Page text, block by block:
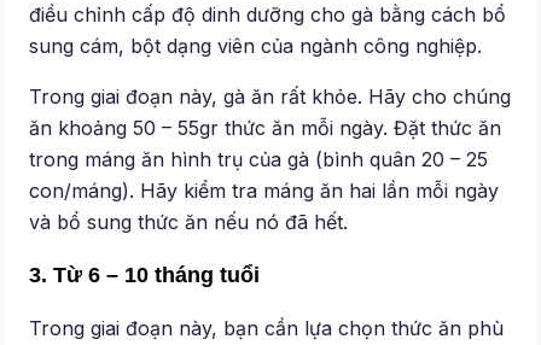
điều chỉnh cấp độ dinh dưỡng cho gà bằng cách bổ
sung cám, bột dạng viên của ngành công nghiệp.
Trong giai đoạn này, gà ăn rất khỏe. Hãy cho chúng
ăn khoảng 50 – 55gr thức ăn mỗi ngày. Đặt thức ăn
trong máng ăn hình trụ của gà (bình quân 20 – 25
con/máng). Hãy kiểm tra máng ăn hai lần mỗi ngày
và bổ sung thức ăn nếu nó đã hết.
3. Từ 6 – 10 tháng tuổi
Trong giai đoạn này, bạn cần lựa chọn thức ăn phù